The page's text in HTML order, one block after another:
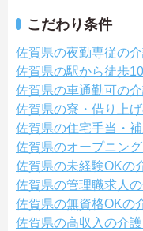
こだわり条件
佐賀県の夜勤専従の
佐賀県の駅から徒歩
佐賀県の車通勤可の
佐賀県の寮・借り上
佐賀県の住宅手当・
佐賀県のオープニン
佐賀県の未経験OKの
佐賀県の管理職求人
佐賀県の無資格OKの
佐賀県の高収入の介